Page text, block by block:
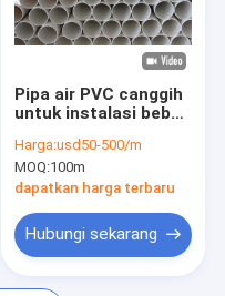
Pipa air PVC canggih
untuk instalasi bebas
Harga:usd50-500/m
MOQ:100m
dapatkan harga terbaru
Hubungi sekarang